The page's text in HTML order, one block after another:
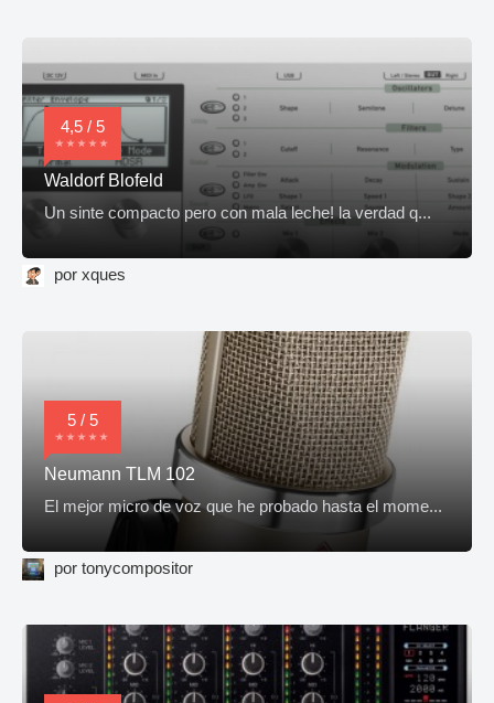
4,5 / 5
Waldorf Blofeld
Un sinte compacto pero con mala leche! la verdad q...
por xques
5 / 5
Neumann TLM 102
El mejor micro de voz que he probado hasta el mome...
por tonycompositor